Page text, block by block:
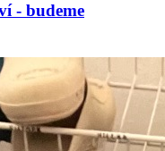
- budeme